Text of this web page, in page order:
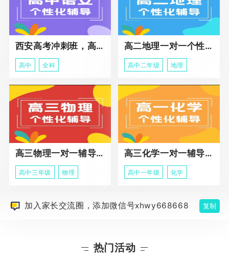
西安高考冲刺班，高三全科辅导
高中 全科
高二地理一对一个性化冲刺辅导课程
高中二年级 地理
高三物理一对一辅导课程
高中三年级 物理
高三化学一对一辅导课程
高中一年级 化学
加入家长交流圈，添加微信号xhwy668668 复制
热门活动